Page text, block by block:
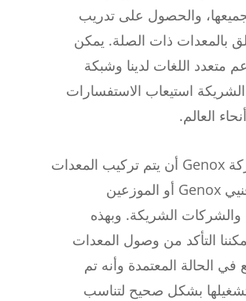
والحصول على تدريب
بالمعدات ذات الصلة. يمكن
متعدد اللغات لدينا وشبكة
استيعاب الاستفسارات
العالم.
تفضل شركة Genox أن يتم تركيب المعدات
بواسطة فنيي Genox أو الموزعين
والشركات الشريكة. وبهذه
التأكد من وصول المعدات
في الحالة المعتمدة وأنه تم
بشكل صحيح لتناسب